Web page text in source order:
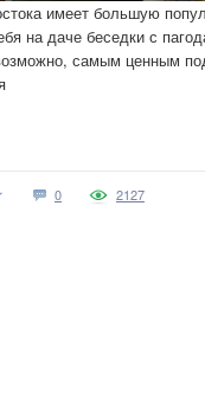
имеет большую
на даче беседки с
самым ценным
0 2127